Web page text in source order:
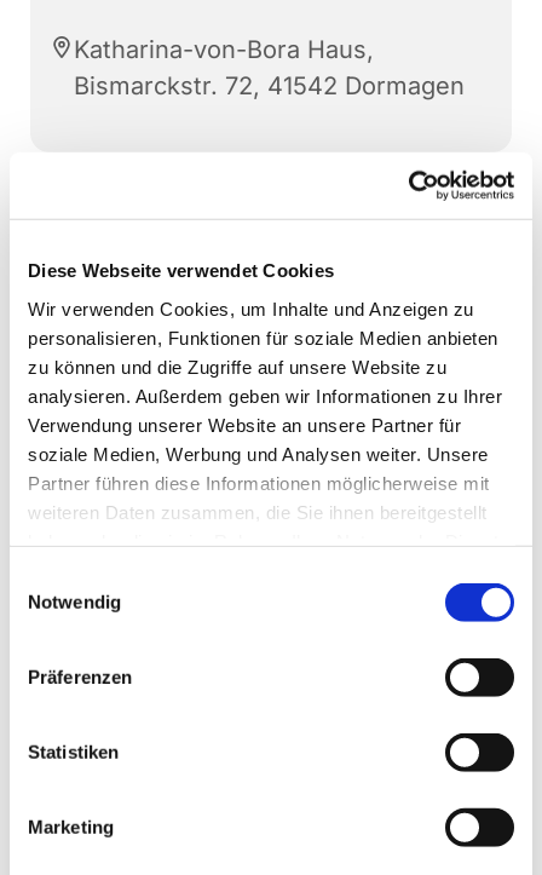
Diese Webseite verwendet Cookies
Wir verwenden Cookies, um Inhalte und Anzeigen zu
personalisieren, Funktionen für soziale Medien anbieten
zu können und die Zugriffe auf unsere Website zu
analysieren. Außerdem geben wir Informationen zu Ihrer
Verwendung unserer Website an unsere Partner für
soziale Medien, Werbung und Analysen weiter. Unsere
Partner führen diese Informationen möglicherweise mit
weiteren Daten zusammen, die Sie ihnen bereitgestellt
Notwendig
Präferenzen
Statistiken
Marketing
Katharina-von-Bora Haus,
Bismarckstr. 72, 41542 Dormagen